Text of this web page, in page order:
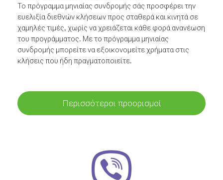
Το πρόγραμμα μηνιαίας συνδρομής σάς προσφέρει την
ευελιξία διεθνών κλήσεων προς σταθερά και κινητά σε
χαμηλές τιμές, χωρίς να χρειάζεται κάθε φορά ανανέωση
του προγράμματος. Με το πρόγραμμα μηνιαίας
συνδρομής μπορείτε να εξοικονομείτε χρήματα στις
κλήσεις που ήδη πραγματοποιείτε.
Περισσότεροι προορισμοί